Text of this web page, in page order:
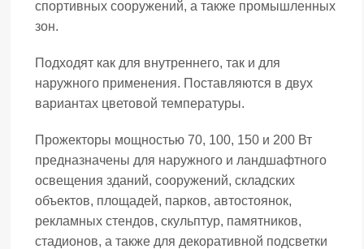
спортивных сооружений, а также промышленных
зон.
Подходят как для внутреннего, так и для
наружного применения. Поставляются в двух
вариантах цветовой температуры.
Прожекторы мощностью 70, 100, 150 и 200 Вт
предназначены для наружного и ландшафтного
освещения зданий, сооружений, складских
объектов, площадей, парков, автостоянок,
рекламных стендов, скульптур, памятников,
стадионов, а также для декоративной подсветки